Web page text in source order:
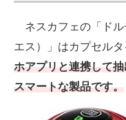
ネスカフェの「ドル
エス）」はカプセル
ホアプリと連携して
スマートな製品です。